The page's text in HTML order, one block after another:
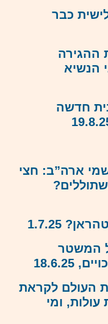
כבר
ההגירה
הנשיא
חדשה
ארה”ב: חצי
1.7.25
המשטר
העולם לקראת
ומי